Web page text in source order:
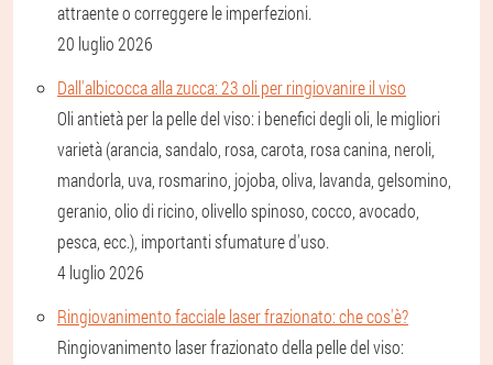
attraente o correggere le imperfezioni.
20 luglio 2026
Dall'albicocca alla zucca: 23 oli per ringiovanire il viso
Oli antietà per la pelle del viso: i benefici degli oli, le migliori
varietà (arancia, sandalo, rosa, carota, rosa canina, neroli,
mandorla, uva, rosmarino, jojoba, oliva, lavanda, gelsomino,
geranio, olio di ricino, olivello spinoso, cocco, avocado,
pesca, ecc.), importanti sfumature d'uso.
4 luglio 2026
Ringiovanimento facciale laser frazionato: che cos'è?
Ringiovanimento laser frazionato della pelle del viso: